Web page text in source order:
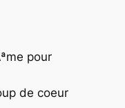
pour
de coeur